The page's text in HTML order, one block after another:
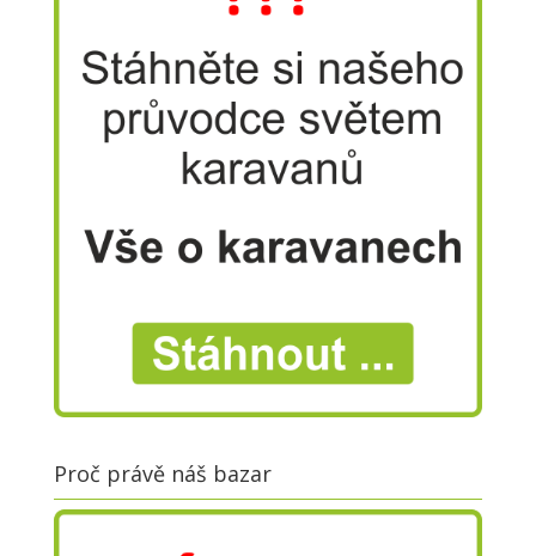
Proč právě náš bazar